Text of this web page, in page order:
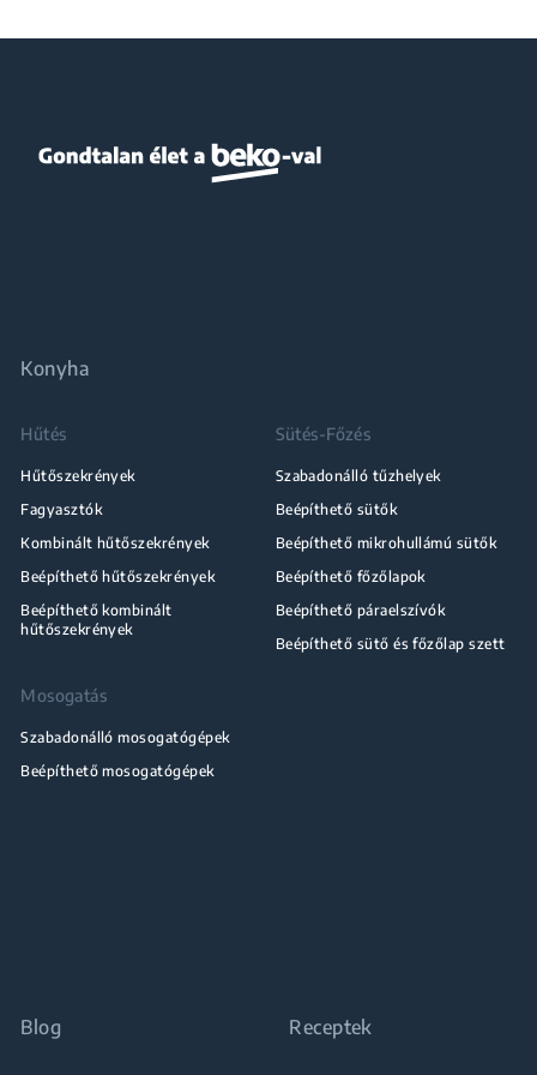
Konyha
Hűtés
Hűtőszekrények
Fagyasztók
Kombinált hűtőszekrények
Beépíthető hűtőszekrények
Beépíthető kombinált
hűtőszekrények
Sütés-Főzés
Szabadonálló tűzhelyek
Beépíthető sütők
Beépíthető mikrohullámú sütők
Beépíthető főzőlapok
Beépíthető páraelszívók
Beépíthető sütő és főzőlap szett
Mosogatás
Szabadonálló mosogatógépek
Beépíthető mosogatógépek
Blog Receptek